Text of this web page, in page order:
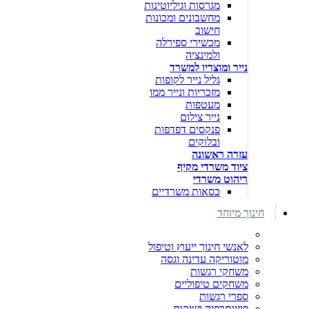
מגרסות וגיליוטינות
מחשבונים ומכונות
חישוב
מכשירי ספירלה
ולמינציה
נייר ומוצריו למשרד
גליל נייר לקופות
מזכריות ונייר ממו
מעטפות
נייר צילום
פנקסים דפדפות
ובלוקים
עזרה ראשונה
ציוד משרדי מקיף
ריהוט משרדי
כסאות משרדיים
חינוך מיוחד
לאנשי חינוך ייעוץ וטיפול
מוטוריקה עדינה וגסה
משחקי רגשות
משחקים טיפוליים
ספרי רגשות